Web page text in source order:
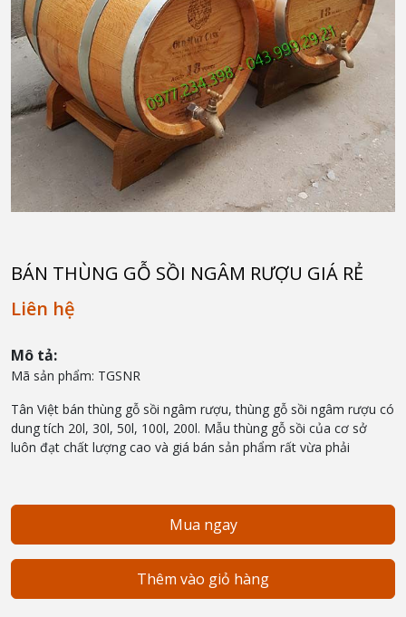
BÁN THÙNG GỖ SỒI NGÂM RƯỢU GIÁ RẺ
Liên hệ
Mô tả:
Mã sản phẩm: TGSNR
Tân Việt bán thùng gỗ sồi ngâm rượu, thùng gỗ sồi ngâm rượu có
dung tích 20l, 30l, 50l, 100l, 200l. Mẫu thùng gỗ sồi của cơ sở
luôn đạt chất lượng cao và giá bán sản phẩm rất vừa phải
Mua ngay
Thêm vào giỏ hàng